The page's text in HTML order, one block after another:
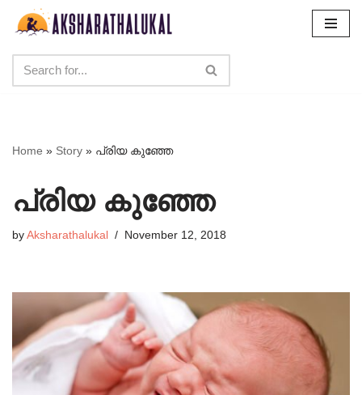
content
Home » Story » പ്രിയ കുഞ്ഞേ
പ്രിയ കുഞ്ഞേ
by Aksharathalukal November 12, 2018